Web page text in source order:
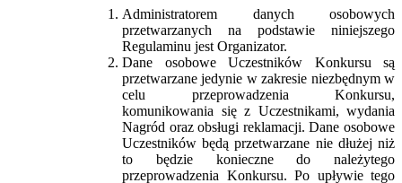
Administratorem danych osobowych
przetwarzanych na podstawie niniejszego
Regulaminu jest Organizator.
Dane osobowe Uczestników Konkursu są
przetwarzane jedynie w zakresie niezbędnym w
celu przeprowadzenia Konkursu,
komunikowania się z Uczestnikami, wydania
Nagród oraz obsługi reklamacji. Dane osobowe
Uczestników będą przetwarzane nie dłużej niż
to będzie konieczne do należytego
przeprowadzenia Konkursu. Po upływie tego